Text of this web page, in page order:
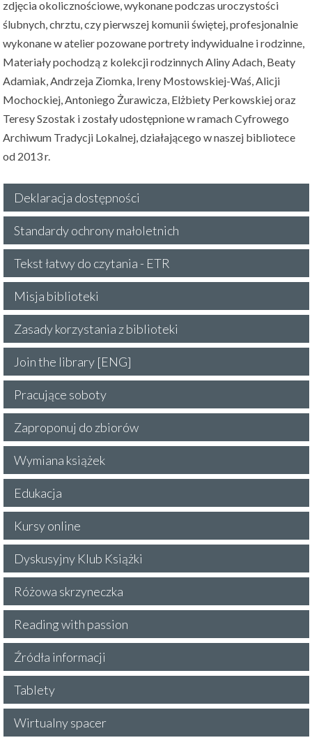
zdjęcia okolicznościowe, wykonane podczas uroczystości
ślubnych, chrztu, czy pierwszej komunii świętej, profesjonalnie
wykonane w atelier pozowane portrety indywidualne i rodzinne,
Materiały pochodzą z kolekcji rodzinnych Aliny Adach, Beaty
Adamiak, Andrzeja Ziomka, Ireny Mostowskiej-Waś, Alicji
Mochockiej, Antoniego Żurawicza, Elżbiety Perkowskiej oraz
Teresy Szostak i zostały udostępnione w ramach Cyfrowego
Archiwum Tradycji Lokalnej, działającego w naszej bibliotece
od 2013 r.
Deklaracja dostępności
Standardy ochrony małoletnich
Tekst łatwy do czytania - ETR
Misja biblioteki
Zasady korzystania z biblioteki
Join the library [ENG]
Pracujące soboty
Zaproponuj do zbiorów
Wymiana książek
Edukacja
Kursy online
Dyskusyjny Klub Książki
Różowa skrzyneczka
Reading with passion
Źródła informacji
Tablety
Wirtualny spacer